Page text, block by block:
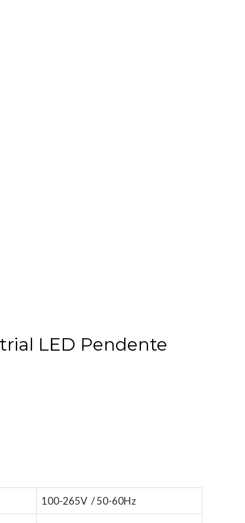
LED Pendente
100-265V / 50-60Hz